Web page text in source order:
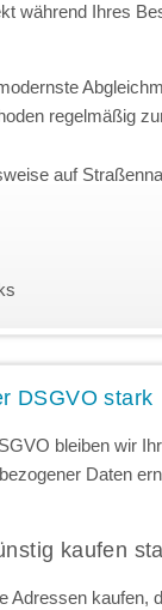
während Ihres
regelmäßig
auf
DSGVO stark
bleiben wir
Daten
kaufen
Adressen kaufen,